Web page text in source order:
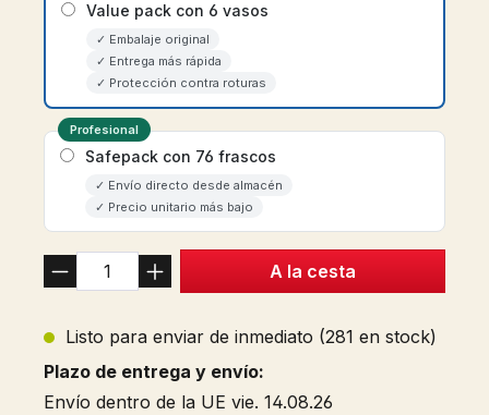
Value pack con 6 vasos
✓ Embalaje original
✓ Entrega más rápida
✓ Protección contra roturas
Profesional
Safepack con 76 frascos
✓ Envío directo desde almacén
✓ Precio unitario más bajo
A la cesta
Listo para enviar de inmediato (281 en stock)
Plazo de entrega y envío:
Envío dentro de la UE vie. 14.08.26